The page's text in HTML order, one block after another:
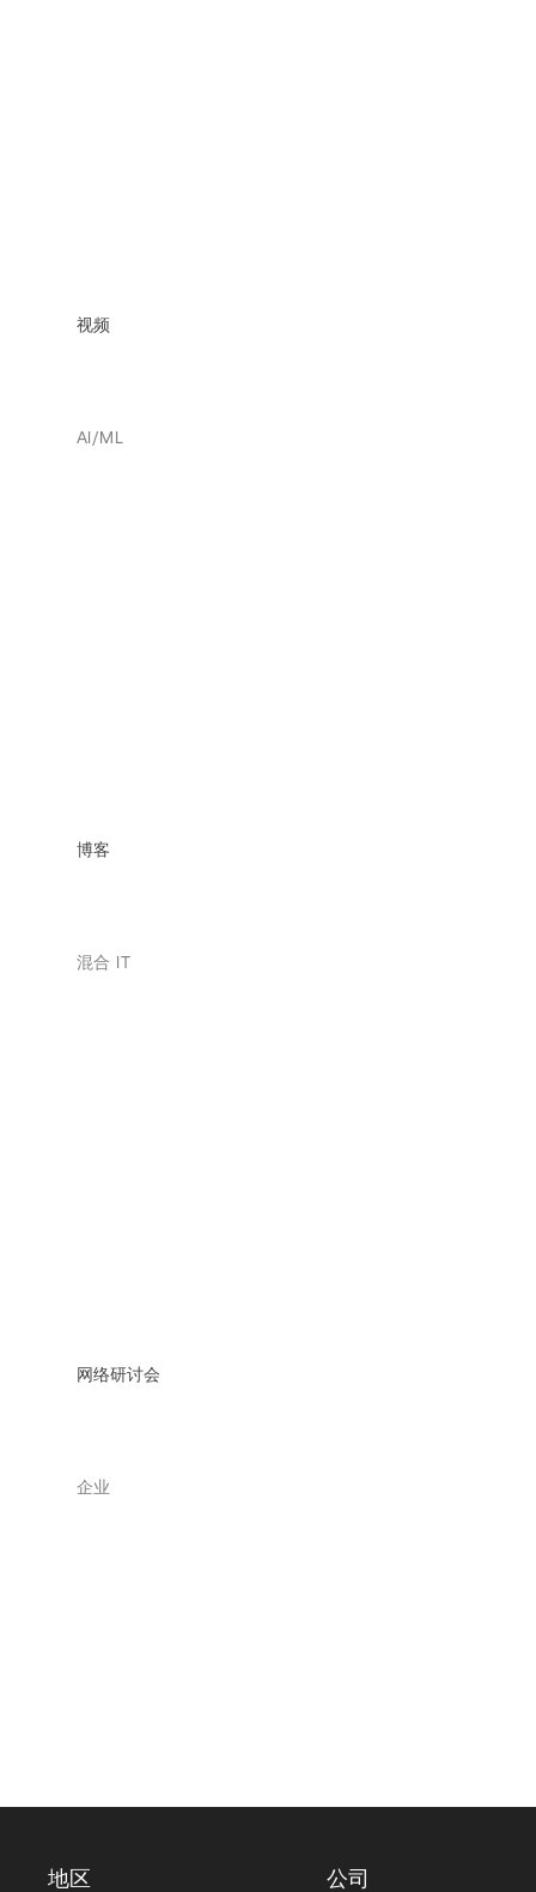
视频
AI/ML
博客
混合 IT
网络研讨会
企业
地区 公司